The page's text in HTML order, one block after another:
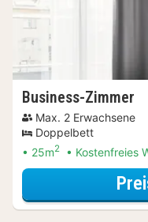
Business-Zimmer
Max. 2 Erwachsene
Doppelbett
25m2 Kostenfreies